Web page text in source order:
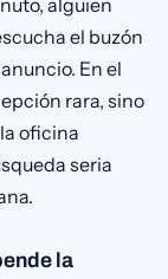
el buzón
En el
rara, sino
oficina
seria
la